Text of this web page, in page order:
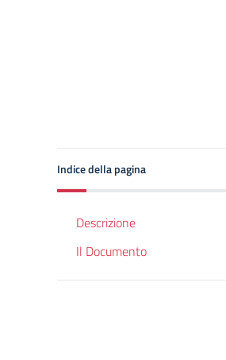
Indice della pagina
Descrizione
Il Documento